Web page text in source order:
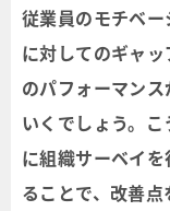
従業員のモチベ
に対してのギャ
のパフォーマン
いくでしょう。
に組織サーベイ
ることで、改善